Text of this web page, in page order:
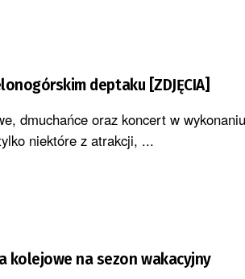
deptaku [ZDJĘCIA]
dmuchańce oraz koncert w
niektóre z atrakcji, ...
kolejowe na sezon wakacyjny